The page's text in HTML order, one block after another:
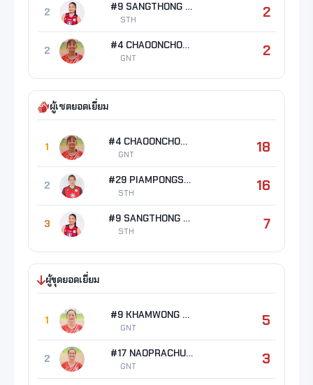
2 #9 SANGTHONG Kanokporn
STH 2
2 #4 CHAOONCHOM Ratchada
GNT 2
ผู้เซตยอดเยี่ยม
1 #4 CHAOONCHOM Ratchada
GNT 18
2 #29 PIAMPONGSAN Gullapa
STH 16
3 #9 SANGTHONG Kanokporn
STH 7
ผู้ขุดยอดเยี่ยม
1 #9 KHAMWONG Kalyarat
GNT 5
2 #17 NAOPRACHUN Jiratcha
GNT 3